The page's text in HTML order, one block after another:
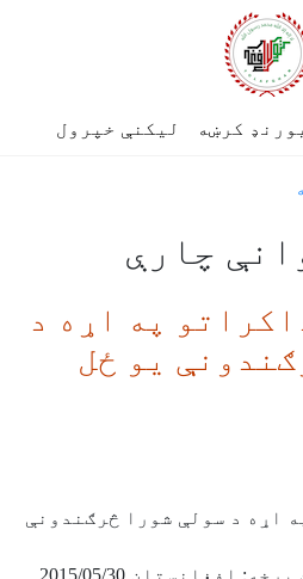
کرښه لیکنې خپرول
چارې
په اړه د
يو ځل
اړه د سولې شورا څرګندونې
2015/05/30